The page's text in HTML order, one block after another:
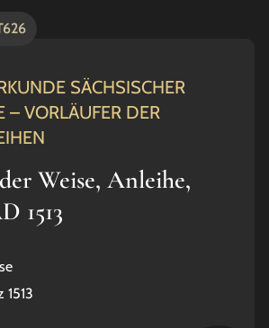
SÄCHSISCHER
– VORLÄUFER DER
Weise, Anleihe,
1513
1513